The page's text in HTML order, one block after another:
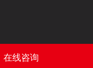
在线咨询